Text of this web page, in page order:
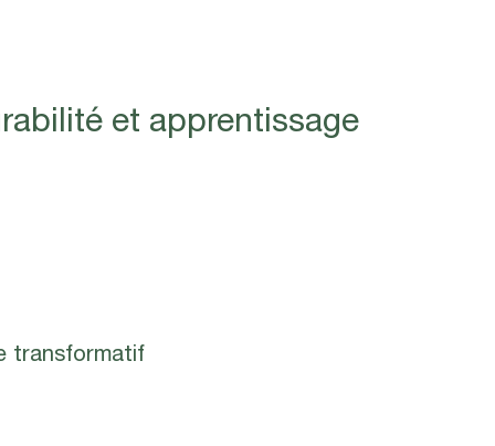
et apprentissage
transformatif